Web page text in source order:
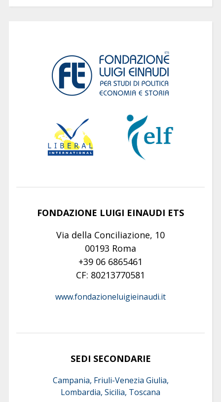
FONDAZIONE LUIGI EINAUDI ETS
Via della Conciliazione, 10
00193 Roma
+39 06 6865461
CF: 80213770581
www.fondazioneluigieinaudi.it
SEDI SECONDARIE
Campania, Friuli-Venezia Giulia,
Lombardia, Sicilia, Toscana